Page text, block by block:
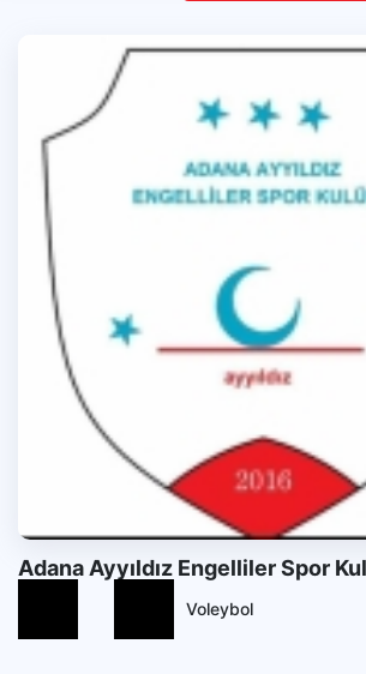
Adana Ayyıldız Engelliler Spor
Voleybol